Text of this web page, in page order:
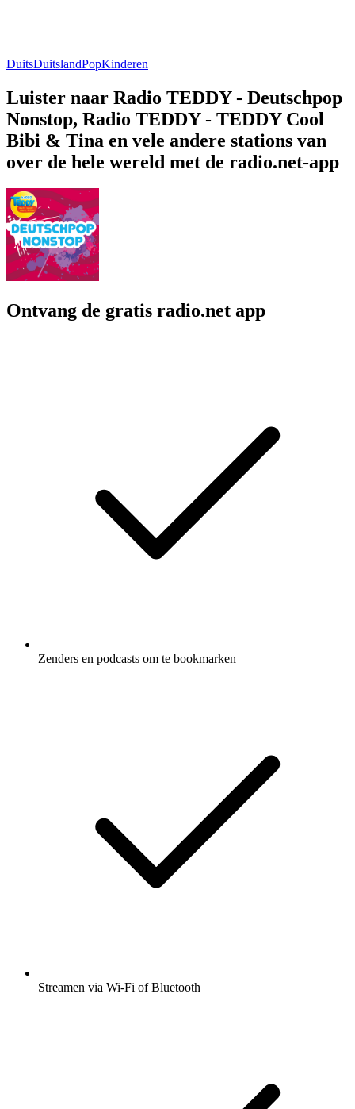
DuitsDuitslandPopKinderen
Luister naar Radio TEDDY - Deutschpop
Nonstop, Radio TEDDY - TEDDY Cool
Bibi & Tina en vele andere stations van
over de hele wereld met de radio.net-app
Ontvang de gratis radio.net app
Zenders en podcasts om te bookmarken
Streamen via Wi-Fi of Bluetooth